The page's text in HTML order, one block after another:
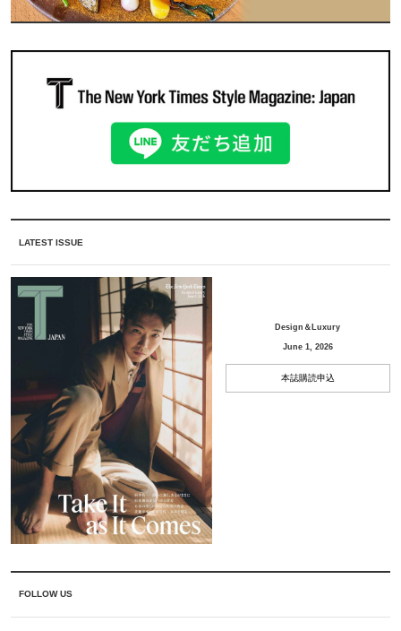
LATEST ISSUE
Design＆Luxury
June 1, 2026
本誌購読申込
FOLLOW US